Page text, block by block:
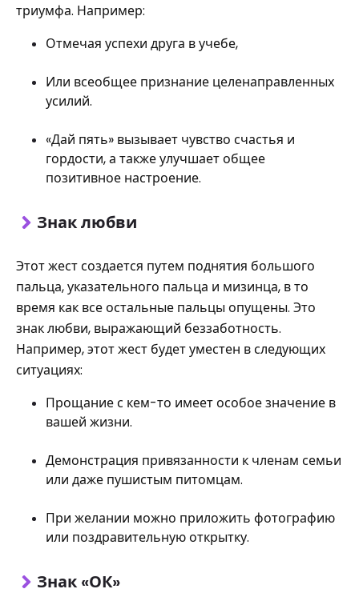
триумфа. Например:
Отмечая успехи друга в учебе,
Или всеобщее признание целенаправленных
усилий.
«Дай пять» вызывает чувство счастья и
гордости, а также улучшает общее
позитивное настроение.
Знак любви
Этот жест создается путем поднятия большого
пальца, указательного пальца и мизинца, в то
время как все остальные пальцы опущены. Это
знак любви, выражающий беззаботность.
Например, этот жест будет уместен в следующих
ситуациях:
Прощание с кем-то имеет особое значение в
вашей жизни.
Демонстрация привязанности к членам семьи
или даже пушистым питомцам.
При желании можно приложить фотографию
или поздравительную открытку.
Знак «ОК»